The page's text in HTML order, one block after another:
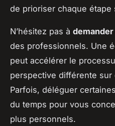
de prioriser chaque étape
N’hésitez pas à demander
des professionnels. Une
peut accélérer le
perspective différente
Parfois, déléguer
du temps pour vous
plus personnels.